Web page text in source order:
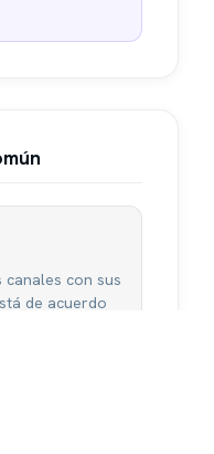
canales con sus
de acuerdo